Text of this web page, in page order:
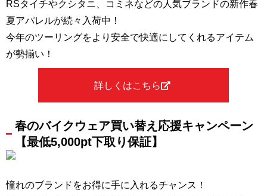
RSタイチやクシタニ、コミネなどの人気ブランドの新作春
夏アパレルが続々入荷中！
今年のツーリングをより安全で快適にしてくれるアイテム
が勢揃い！
詳しくはこちら
春のバイクウェア買い替え応援キャンペーン
【最低5,000pt下取り保証】
憧れのブランドをお得に手に入れるチャンス！